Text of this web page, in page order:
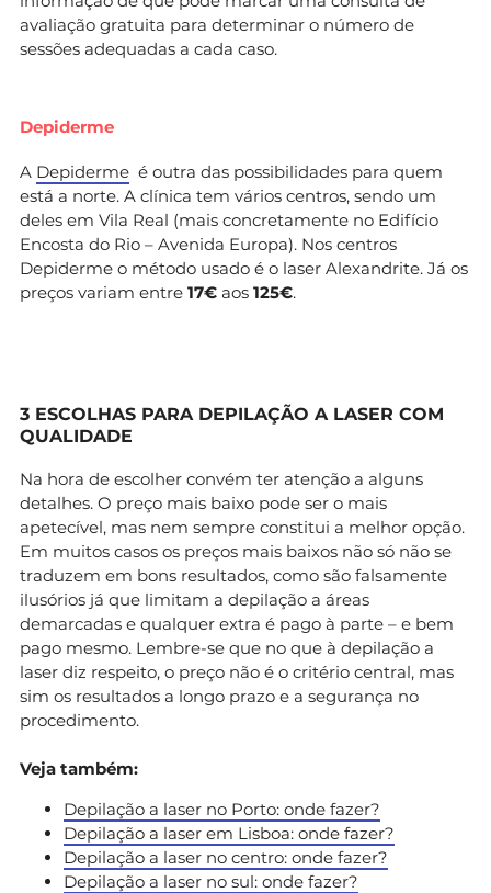
avaliação gratuita para determinar o número de
sessões adequadas a cada caso.
Depiderme
A Depiderme é outra das possibilidades para quem
está a norte. A clínica tem vários centros, sendo um
deles em Vila Real (mais concretamente no Edifício
Encosta do Rio – Avenida Europa). Nos centros
Depiderme o método usado é o laser Alexandrite. Já os
preços variam entre 17€ aos 125€.
3 ESCOLHAS PARA DEPILAÇÃO A LASER COM
QUALIDADE
Na hora de escolher convém ter atenção a alguns
detalhes. O preço mais baixo pode ser o mais
apetecível, mas nem sempre constitui a melhor opção.
Em muitos casos os preços mais baixos não só não se
traduzem em bons resultados, como são falsamente
ilusórios já que limitam a depilação a áreas
demarcadas e qualquer extra é pago à parte – e bem
pago mesmo. Lembre-se que no que à depilação a
laser diz respeito, o preço não é o critério central, mas
sim os resultados a longo prazo e a segurança no
procedimento.
Veja também:
Depilação a laser no Porto: onde fazer?
Depilação a laser em Lisboa: onde fazer?
Depilação a laser no centro: onde fazer?
Depilação a laser no sul: onde fazer?